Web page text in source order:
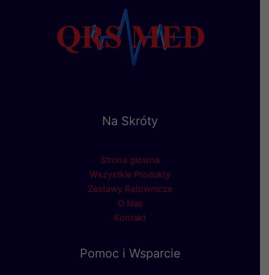
Na Skróty
Strona główna
Wszystkie Produkty
Zestawy Ratownicze
O Nas
Kontakt
Pomoc i Wsparcie